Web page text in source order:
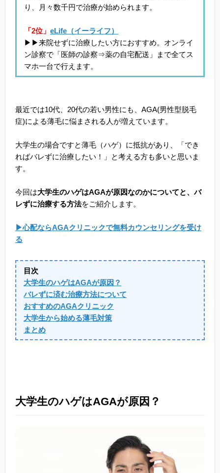
り、月々数千円で治療が始められます。
「2位」 eLife（イーライフ）
▶▶来院せずに治療したい方におすすめ。オンライ
ン診察で「医師の診察⇒薬の自宅配送」まで全てス
マホ一台で行えます。
最近では10代、20代の若い男性にも、AGA(男性型脱毛
症)による薄毛に悩まされる人が増えています。
大学生の場合ですと薄毛（ハゲ）に抵抗があり、「でき
ればバレずに治療したい！」と考える方も多いと思いま
す。
今回は大学生のハゲはAGAが原因なのかについてと、バ
レずに治療する方法をご紹介します。
▶心配ならAGAクリニックで無料カウンセリングを受け
る
目次
大学生のハゲはAGAが原因？
バレずに済む治療方法について
おすすめのAGAクリニック
大学生から始める薄毛対策
まとめ
大学生のハゲはAGAが原因？